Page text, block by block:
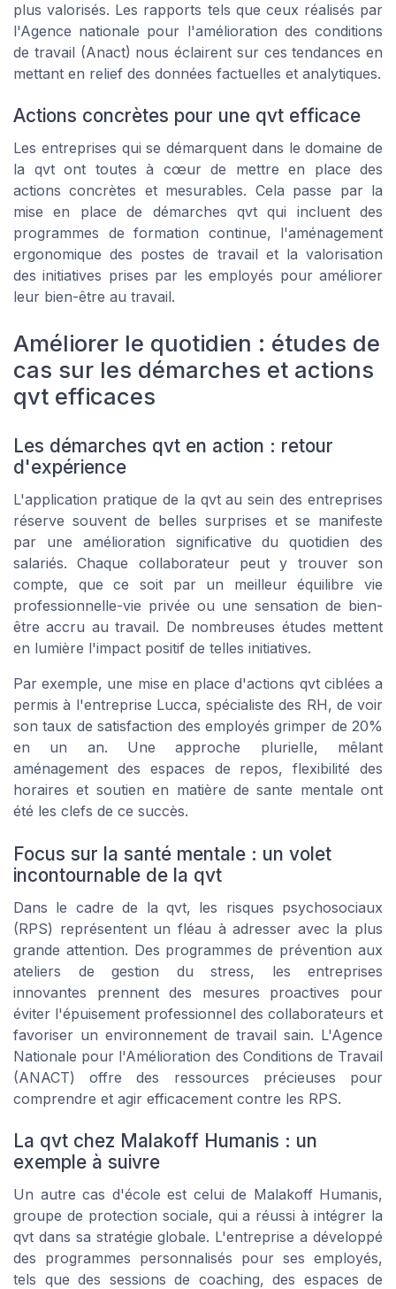
plus valorisés. Les rapports tels que ceux réalisés par
l'Agence nationale pour l'amélioration des conditions
de travail (Anact) nous éclairent sur ces tendances en
mettant en relief des données factuelles et analytiques.
Actions concrètes pour une qvt efficace
Les entreprises qui se démarquent dans le domaine de
la qvt ont toutes à cœur de mettre en place des
actions concrètes et mesurables. Cela passe par la
mise en place de démarches qvt qui incluent des
programmes de formation continue, l'aménagement
ergonomique des postes de travail et la valorisation
des initiatives prises par les employés pour améliorer
leur bien-être au travail.
Améliorer le quotidien : études de
cas sur les démarches et actions
qvt efficaces
Les démarches qvt en action : retour
d'expérience
L'application pratique de la qvt au sein des entreprises
réserve souvent de belles surprises et se manifeste
par une amélioration significative du quotidien des
salariés. Chaque collaborateur peut y trouver son
compte, que ce soit par un meilleur équilibre vie
professionnelle-vie privée ou une sensation de bien-
être accru au travail. De nombreuses études mettent
en lumière l'impact positif de telles initiatives.
Par exemple, une mise en place d'actions qvt ciblées a
permis à l'entreprise Lucca, spécialiste des RH, de voir
son taux de satisfaction des employés grimper de 20%
en un an. Une approche plurielle, mêlant
aménagement des espaces de repos, flexibilité des
horaires et soutien en matière de sante mentale ont
été les clefs de ce succès.
Focus sur la santé mentale : un volet
incontournable de la qvt
Dans le cadre de la qvt, les risques psychosociaux
(RPS) représentent un fléau à adresser avec la plus
grande attention. Des programmes de prévention aux
ateliers de gestion du stress, les entreprises
innovantes prennent des mesures proactives pour
éviter l'épuisement professionnel des collaborateurs et
favoriser un environnement de travail sain. L'Agence
Nationale pour l'Amélioration des Conditions de Travail
(ANACT) offre des ressources précieuses pour
comprendre et agir efficacement contre les RPS.
La qvt chez Malakoff Humanis : un
exemple à suivre
Un autre cas d'école est celui de Malakoff Humanis,
groupe de protection sociale, qui a réussi à intégrer la
qvt dans sa stratégie globale. L'entreprise a développé
des programmes personnalisés pour ses employés,
tels que des sessions de coaching, des espaces de